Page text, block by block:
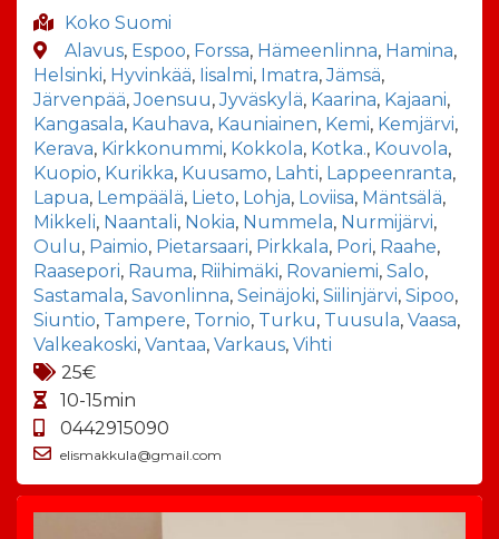
Koko Suomi
Alavus, Espoo, Forssa, Hämeenlinna, Hamina,
Helsinki, Hyvinkää, Iisalmi, Imatra,Jämsä,
Järvenpää,Joensuu,Jyväskylä, Kaarina, Kajaani,
Kangasala, Kauhava, Kauniainen, Kemi, Kemjärvi,
Kerava, Kirkkonummi, Kokkola, Kotka., Kouvola,
Kuopio, Kurikka, Kuusamo, Lahti, Lappeenranta,
Lapua, Lempäälä, Lieto, Lohja, Loviisa, Mäntsälä,
Mikkeli, Naantali, Nokia, Nummela, Nurmijärvi,
Oulu, Paimio, Pietarsaari, Pirkkala, Pori, Raahe,
Raasepori, Rauma, Riihimäki, Rovaniemi, Salo,
Sastamala, Savonlinna, Seinäjoki, Siilinjärvi, Sipoo,
Siuntio, Tampere, Tornio, Turku, Tuusula, Vaasa,
Valkeakoski, Vantaa, Varkaus, Vihti
25€
10-15min
0442915090
elismakkula@gmail.com